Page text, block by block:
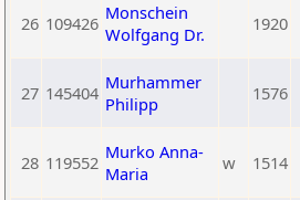
26 109426 Monschein
Wolfgang Dr.
1920
27 145404 Murhammer
Philipp
1576
28 119552 Murko Anna-
Maria
w 1514